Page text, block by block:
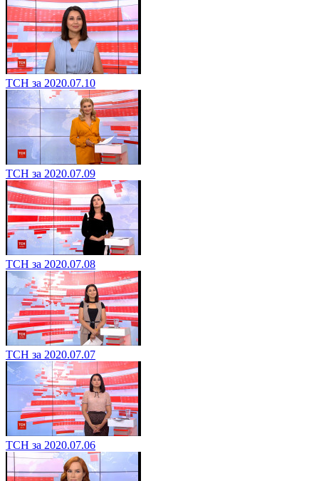
ТСН за 2020.07.10
ТСН за 2020.07.09
ТСН за 2020.07.08
ТСН за 2020.07.07
ТСН за 2020.07.06